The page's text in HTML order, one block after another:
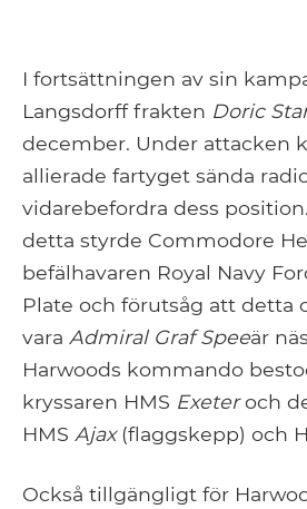
I fortsättningen av sin
Langsdorff frakten Doric
december. Under attacken
allierade fartyget sända
vidarebefordra dess
detta styrde Commodore
befälhavaren Royal Navy
Plate och förutsåg att detta
vara Admiral Graf Speeär
Harwoods kommando
kryssaren HMS Exeteroch
HMS Ajax(flaggskepp) och
Också tillgängligt för